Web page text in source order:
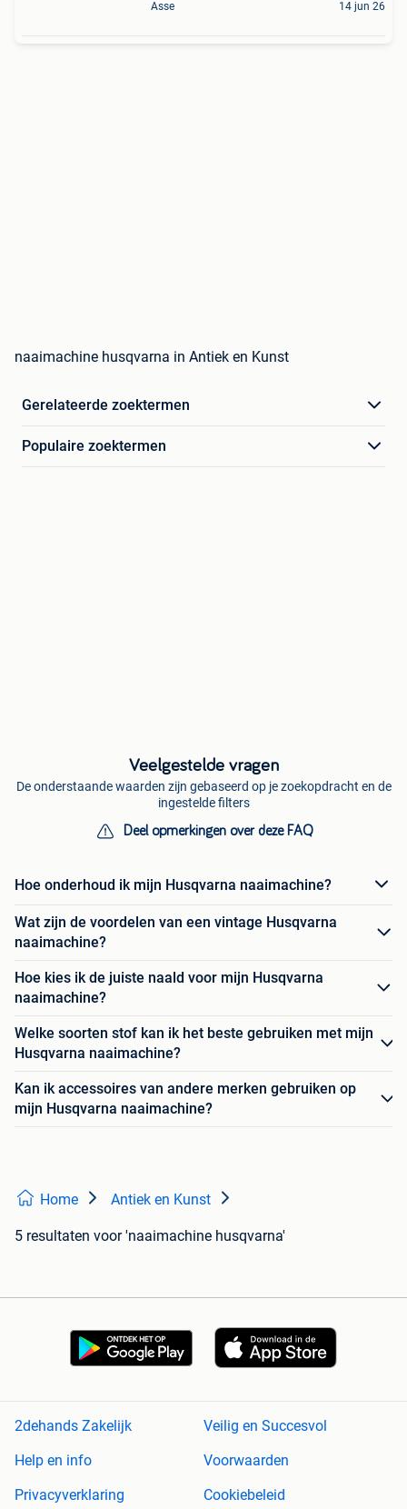
Asse 14 jun 26
naaimachine husqvarna in Antiek en Kunst
Gerelateerde zoektermen
Populaire zoektermen
Veelgestelde vragen
De onderstaande waarden zijn gebaseerd op je zoekopdracht en de
ingestelde filters
Deel opmerkingen over deze FAQ
Hoe onderhoud ik mijn Husqvarna naaimachine?
Wat zijn de voordelen van een vintage Husqvarna
naaimachine?
Hoe kies ik de juiste naald voor mijn Husqvarna
naaimachine?
Welke soorten stof kan ik het beste gebruiken met mijn
Husqvarna naaimachine?
Kan ik accessoires van andere merken gebruiken op
mijn Husqvarna naaimachine?
Home Antiek en Kunst
5 resultaten voor 'naaimachine husqvarna'
2dehands Zakelijk
Veilig en Succesvol
Help en info
Voorwaarden
Privacyverklaring
Cookiebeleid